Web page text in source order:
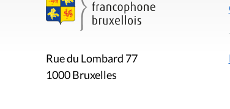
Rue du Lombard 77
1000 Bruxelles